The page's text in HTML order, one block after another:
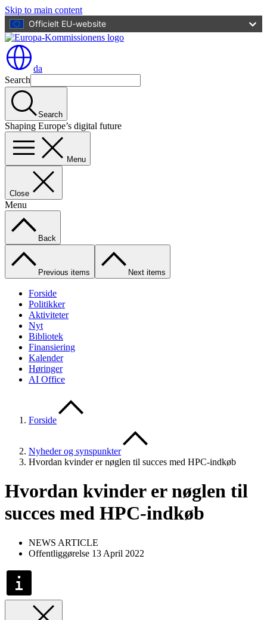
Skip to main content
Officielt EU-website
da
Search
Search
Shaping Europe’s digital future
Menu
Close
Menu
Back
Previous items Next items
Forside
Politikker
Aktiviteter
Nyt
Bibliotek
Finansiering
Kalender
Høringer
AI Office
Forside
Nyheder og synspunkter
Hvordan kvinder er nøglen til succes med HPC-indkøb
Hvordan kvinder er nøglen til
succes med HPC-indkøb
NEWS ARTICLE
Offentliggørelse 13 April 2022